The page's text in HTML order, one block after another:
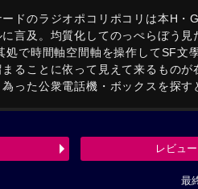
ドのラジオポコリポコリは本H・
言及。均質化してのっぺらぼう見
処で時間軸空間軸を操作してSF文
ることに依って見えて来るものが
った公衆電話機・ボックスを探す
レビュ
最